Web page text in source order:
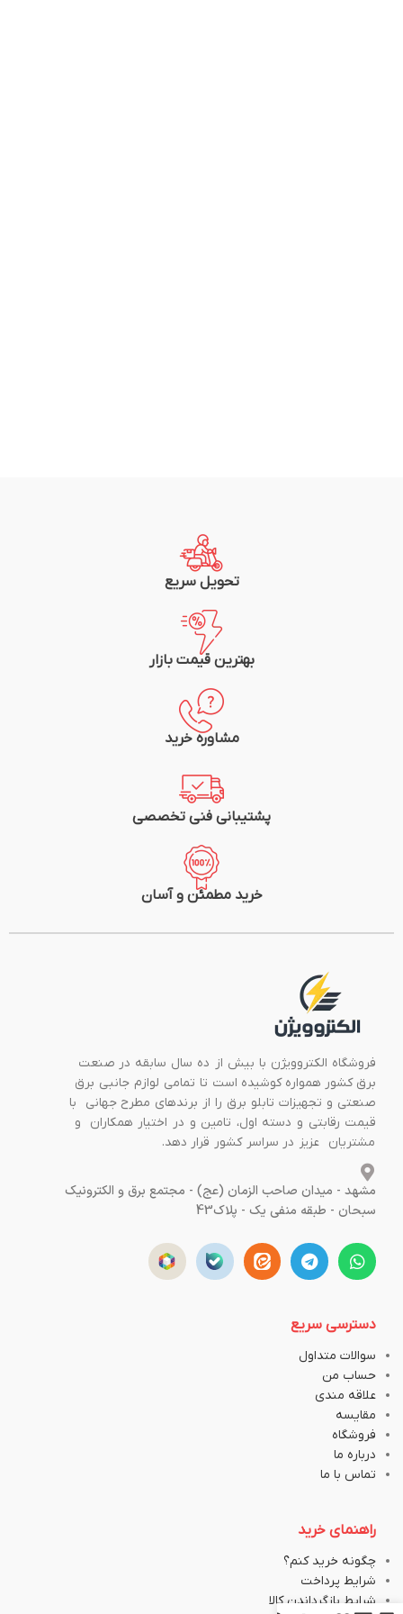
تحویل سریع
بهترین قیمت بازار
مشاوره خرید
پشتیبانی فنی تخصصی
خرید مطمئن و آسان
فروشگاه الکتروویژن با بیش از ده سال سابقه در صنعت
برق کشور همواره کوشیده است تا تمامی لوازم جانبی برق
صنعتی و تجهیزات تابلو برق را از برندهای مطرح جهانی با
قیمت رقابتی و دسته اول، تامین و در اختیار همکاران و
مشتریان عزیز در سراسر کشور قرار دهد.
مشهد - میدان صاحب الزمان (عج) - مجتمع برق و الکترونیک
سبحان - طبقه منفی یک - پلاک43
دسترسی سریع
سوالات متداول
حساب من
علاقه مندی
مقایسه
فروشگاه
درباره ما
تماس با ما
راهنمای خرید
چگونه خرید کنم؟
شرایط پرداخت
شرایط بازگرداندن کالا